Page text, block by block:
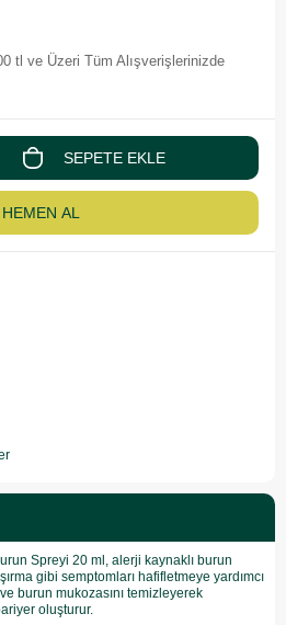
tl ve Üzeri Tüm Alışverişlerinizde
Spreyi 20 ml, alerji kaynaklı burun
gibi semptomları hafifletmeye yardımcı
burun mukozasını temizleyerek
oluşturur.